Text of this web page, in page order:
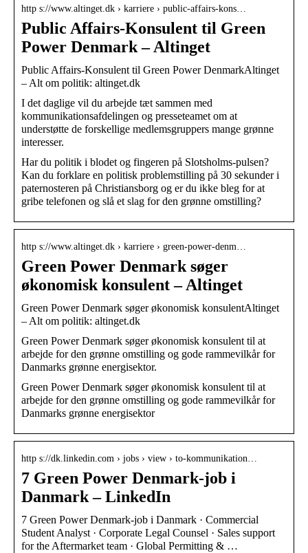
http s://www.altinget.dk › karriere › public-affairs-kons…
Public Affairs-Konsulent til Green
Power Denmark – Altinget
Public Affairs-Konsulent til Green Power DenmarkAltinget
– Alt om politik: altinget.dk
I det daglige vil du arbejde tæt sammen med
kommunikationsafdelingen og presseteamet om at
understøtte de forskellige medlemsgruppers mange grønne
interesser.
Har du politik i blodet og fingeren på Slotsholms-pulsen?
Kan du forklare en politisk problemstilling på 30 sekunder i
paternosteren på Christiansborg og er du ikke bleg for at
gribe telefonen og slå et slag for den grønne omstilling?
http s://www.altinget.dk › karriere › green-power-denm…
Green Power Denmark søger
økonomisk konsulent – Altinget
Green Power Denmark søger økonomisk konsulentAltinget
– Alt om politik: altinget.dk
Green Power Denmark søger økonomisk konsulent til at
arbejde for den grønne omstilling og gode rammevilkår for
Danmarks grønne energisektor.
Green Power Denmark søger økonomisk konsulent til at
arbejde for den grønne omstilling og gode rammevilkår for
Danmarks grønne energisektor
http s://dk.linkedin.com › jobs › view › to-kommunikation…
7 Green Power Denmark-job i
Danmark – LinkedIn
7 Green Power Denmark-job i Danmark · Commercial
Student Analyst · Corporate Legal Counsel · Sales support
for the Aftermarket team · Global Permitting & …